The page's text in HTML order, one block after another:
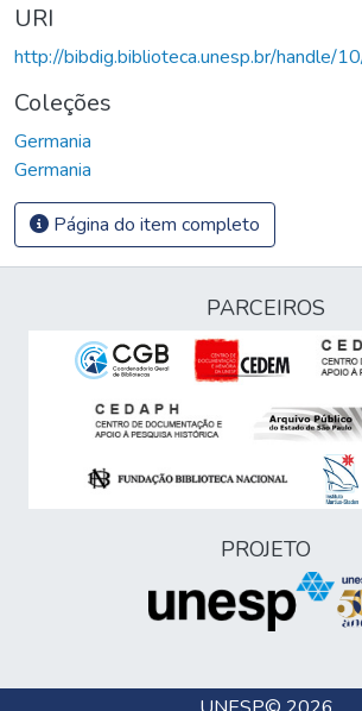
URI
http://bibdig.biblioteca.unesp.br/handle/
Coleções
Germania
Germania
Página do item completo
PARCEIROS
PROJETO